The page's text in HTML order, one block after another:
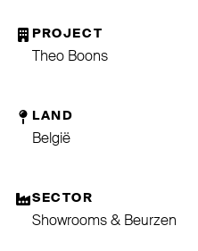
PROJECT
Theo Boons
LAND
België
SECTOR
Showrooms & Beurzen